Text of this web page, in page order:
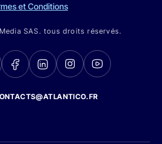
et Conditions
SAS. tous droits réservés.